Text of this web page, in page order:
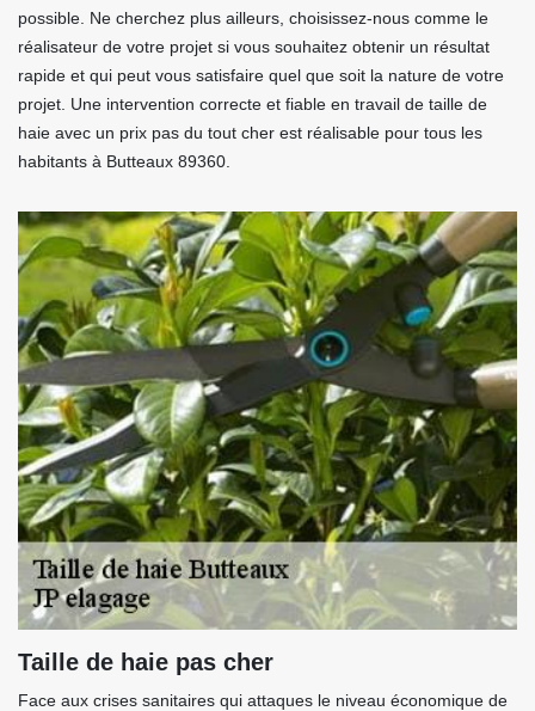
possible. Ne cherchez plus ailleurs, choisissez-nous comme le
réalisateur de votre projet si vous souhaitez obtenir un résultat
rapide et qui peut vous satisfaire quel que soit la nature de votre
projet. Une intervention correcte et fiable en travail de taille de
haie avec un prix pas du tout cher est réalisable pour tous les
habitants à Butteaux 89360.
Taille de haie pas cher
Face aux crises sanitaires qui attaques le niveau économique de